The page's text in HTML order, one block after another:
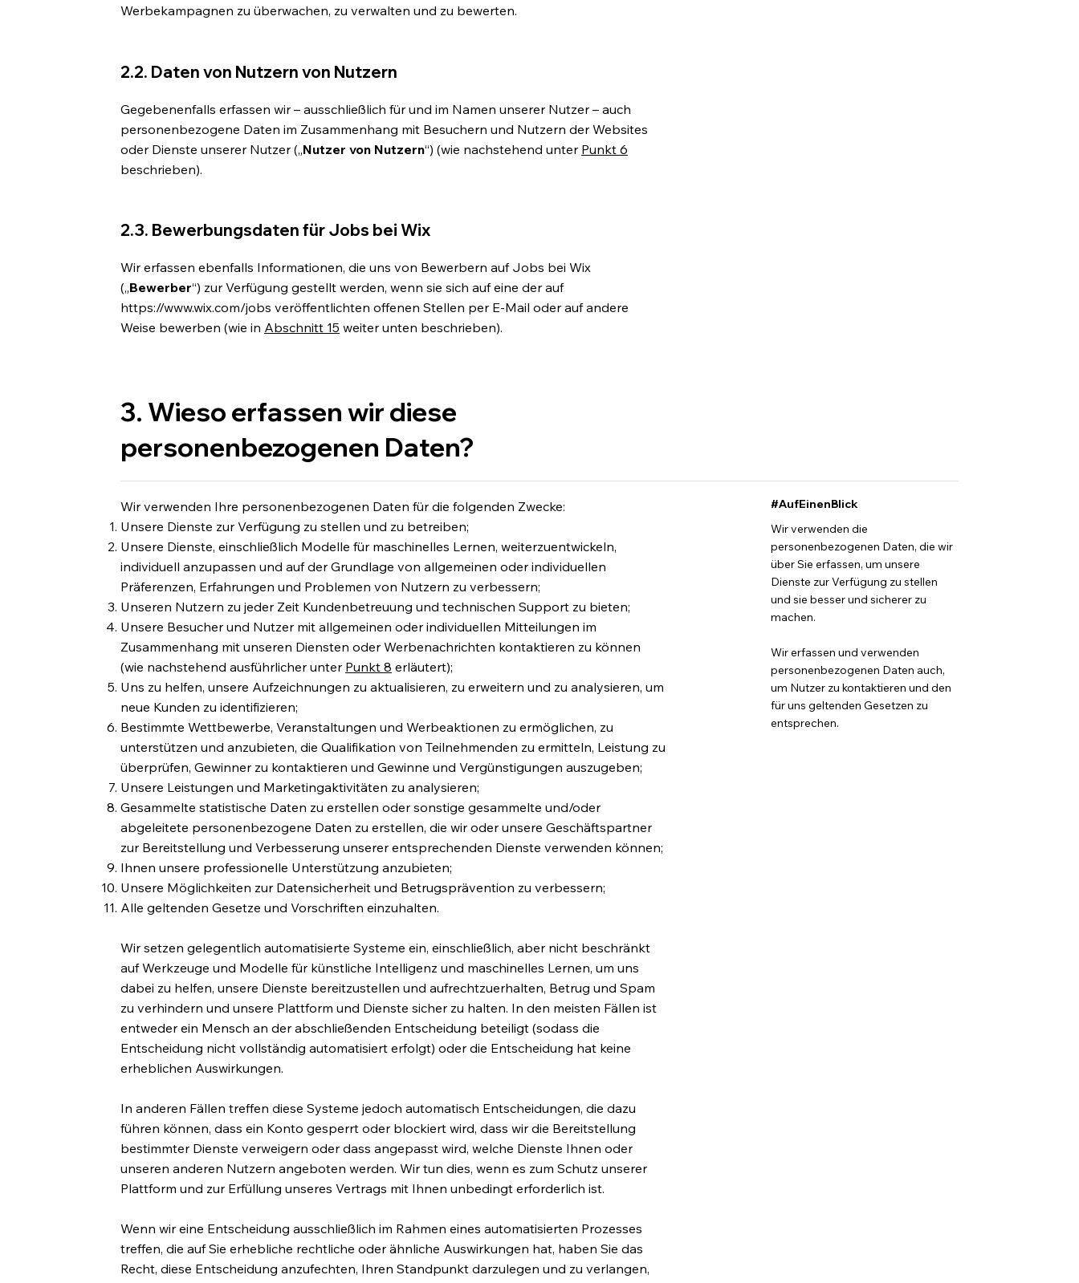
Werbekampagnen zu überwachen, zu verwalten und zu bewerten.
2.2. Daten von Nutzern von Nutzern
Gegebenenfalls erfassen wir – ausschließlich für und im Namen unserer Nutzer – auch
personenbezogene Daten im Zusammenhang mit Besuchern und Nutzern der Websites
oder Dienste unserer Nutzer („Nutzer von Nutzern“) (wie nachstehend unter Punkt 6
beschrieben).
2.3. Bewerbungsdaten für Jobs bei Wix
Wir erfassen ebenfalls Informationen, die uns von Bewerbern auf Jobs bei Wix
(„Bewerber“) zur Verfügung gestellt werden, wenn sie sich auf eine der auf
https://www.wix.com/jobs veröffentlichten offenen Stellen per E-Mail oder auf andere
Weise bewerben (wie in Abschnitt 15 weiter unten beschrieben).
3. Wieso erfassen wir diese
personenbezogenen Daten?
Wir verwenden Ihre personenbezogenen Daten für die folgenden Zwecke:
Unsere Dienste zur Verfügung zu stellen und zu betreiben;
Unsere Dienste, einschließlich Modelle für maschinelles Lernen, weiterzuentwickeln,
individuell anzupassen und auf der Grundlage von allgemeinen oder individuellen
Präferenzen, Erfahrungen und Problemen von Nutzern zu verbessern;
Unseren Nutzern zu jeder Zeit Kundenbetreuung und technischen Support zu bieten;
Unsere Besucher und Nutzer mit allgemeinen oder individuellen Mitteilungen im
Zusammenhang mit unseren Diensten oder Werbenachrichten kontaktieren zu können
(wie nachstehend ausführlicher unter Punkt 8 erläutert);
Uns zu helfen, unsere Aufzeichnungen zu aktualisieren, zu erweitern und zu analysieren, um
neue Kunden zu identifizieren;
Bestimmte Wettbewerbe, Veranstaltungen und Werbeaktionen zu ermöglichen, zu
unterstützen und anzubieten, die Qualifikation von Teilnehmenden zu ermitteln, Leistung zu
überprüfen, Gewinner zu kontaktieren und Gewinne und Vergünstigungen auszugeben;
Unsere Leistungen und Marketingaktivitäten zu analysieren;
Gesammelte statistische Daten zu erstellen oder sonstige gesammelte und/oder
abgeleitete personenbezogene Daten zu erstellen, die wir oder unsere Geschäftspartner
zur Bereitstellung und Verbesserung unserer entsprechenden Dienste verwenden können;
Ihnen unsere professionelle Unterstützung anzubieten;
Unsere Möglichkeiten zur Datensicherheit und Betrugsprävention zu verbessern;
Alle geltenden Gesetze und Vorschriften einzuhalten.
Wir setzen gelegentlich automatisierte Systeme ein, einschließlich, aber nicht beschränkt
auf Werkzeuge und Modelle für künstliche Intelligenz und maschinelles Lernen, um uns
dabei zu helfen, unsere Dienste bereitzustellen und aufrechtzuerhalten, Betrug und Spam
zu verhindern und unsere Plattform und Dienste sicher zu halten. In den meisten Fällen ist
entweder ein Mensch an der abschließenden Entscheidung beteiligt (sodass die
Entscheidung nicht vollständig automatisiert erfolgt) oder die Entscheidung hat keine
erheblichen Auswirkungen.
In anderen Fällen treffen diese Systeme jedoch automatisch Entscheidungen, die dazu
führen können, dass ein Konto gesperrt oder blockiert wird, dass wir die Bereitstellung
bestimmter Dienste verweigern oder dass angepasst wird, welche Dienste Ihnen oder
unseren anderen Nutzern angeboten werden. Wir tun dies, wenn es zum Schutz unserer
Plattform und zur Erfüllung unseres Vertrags mit Ihnen unbedingt erforderlich ist.
Wenn wir eine Entscheidung ausschließlich im Rahmen eines automatisierten Prozesses
treffen, die auf Sie erhebliche rechtliche oder ähnliche Auswirkungen hat, haben Sie das
Recht, diese Entscheidung anzufechten, Ihren Standpunkt darzulegen und zu verlangen,
#AufEinenBlick
Wir verwenden die
personenbezogenen Daten, die wir
über Sie erfassen, um unsere
Dienste zur Verfügung zu stellen
und sie besser und sicherer zu
machen.
Wir erfassen und verwenden
personenbezogenen Daten auch,
um Nutzer zu kontaktieren und den
für uns geltenden Gesetzen zu
entsprechen.